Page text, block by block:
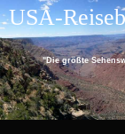
USA-
"Die größte